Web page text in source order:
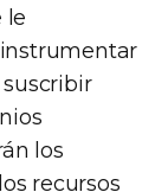
le
los
recursos